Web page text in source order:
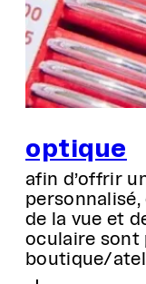
optique
afin d’offrir
personnalisé,
de la vue et
oculaire sont
boutique/